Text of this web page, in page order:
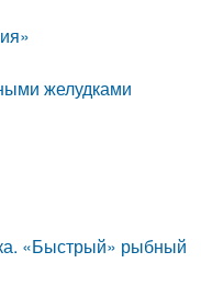
желудками
«Быстрый» рыбный